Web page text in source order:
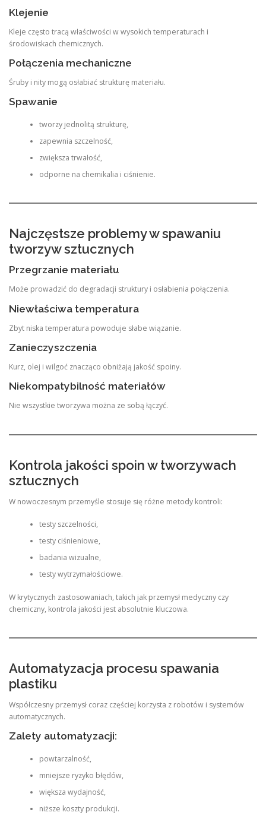
Klejenie
Kleje często tracą właściwości w wysokich temperaturach i
środowiskach chemicznych.
Połączenia mechaniczne
Śruby i nity mogą osłabiać strukturę materiału.
Spawanie
tworzy jednolitą strukturę,
zapewnia szczelność,
zwiększa trwałość,
odporne na chemikalia i ciśnienie.
Najczęstsze problemy w spawaniu
tworzyw sztucznych
Przegrzanie materiału
Może prowadzić do degradacji struktury i osłabienia połączenia.
Niewłaściwa temperatura
Zbyt niska temperatura powoduje słabe wiązanie.
Zanieczyszczenia
Kurz, olej i wilgoć znacząco obniżają jakość spoiny.
Niekompatybilność materiałów
Nie wszystkie tworzywa można ze sobą łączyć.
Kontrola jakości spoin w tworzywach
sztucznych
W nowoczesnym przemyśle stosuje się różne metody kontroli:
testy szczelności,
testy ciśnieniowe,
badania wizualne,
testy wytrzymałościowe.
W krytycznych zastosowaniach, takich jak przemysł medyczny czy
chemiczny, kontrola jakości jest absolutnie kluczowa.
Automatyzacja procesu spawania
plastiku
Współczesny przemysł coraz częściej korzysta z robotów i systemów
automatycznych.
Zalety automatyzacji:
powtarzalność,
mniejsze ryzyko błędów,
większa wydajność,
niższe koszty produkcji.